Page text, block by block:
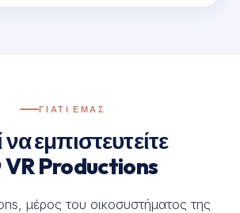
ΓΙΑΤΙ ΕΜΑΣ
να εμπιστευτείτε
VR Productions
μέρος του οικοσυστήματος της